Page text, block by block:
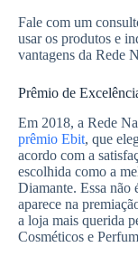
Fale com um
usar os produtos e
vantagens da Rede
Prêmio de
Em 2018, a Rede
prêmio Ebit, que
acordo com a
escolhida como a
Diamante. Essa não
aparece na
a loja mais querida
Cosméticos e